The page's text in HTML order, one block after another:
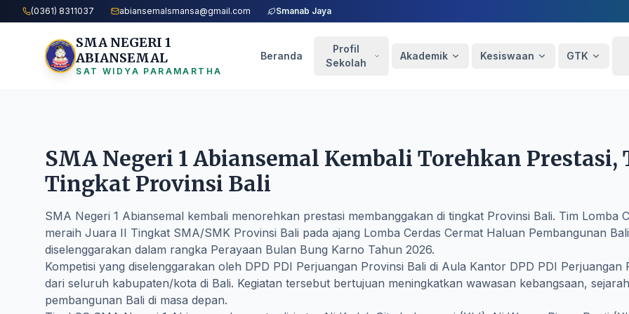
(0361) 8311037 abiansemalsmansa@gmail.com Smanab Jaya
SMA NEGERI 1
ABIANSEMAL
SAT WIDYA PARAMARTHA
Beranda
Profil
Sekolah
Akademik Kesiswaan GTK
SMA Negeri 1 Abiansemal Kembali Torehkan Prestasi,
Tingkat Provinsi Bali
SMA Negeri 1 Abiansemal kembali menorehkan prestasi membanggakan di tingkat Provinsi Bali. Tim Lomba
meraih Juara II Tingkat SMA/SMK Provinsi Bali pada ajang Lomba Cerdas Cermat Haluan Pembangunan
diselenggarakan dalam rangka Perayaan Bulan Bung Karno Tahun 2026.
Kompetisi yang diselenggarakan oleh DPD PDI Perjuangan Provinsi Bali di Aula Kantor DPD PDI
dari seluruh kabupaten/kota di Bali. Kegiatan tersebut bertujuan meningkatkan wawasan kebangsaan,
pembangunan Bali di masa depan.